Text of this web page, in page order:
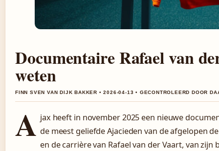
Documentaire Rafael van
weten
FINN SVEN VAN DIJK BAKKER • 2026-04-13 • GECONTROLEERD DOOR
A jax heeft in november 2025 een nieuwe
de meest geliefde Ajacieden van de afgelopen
en de carrière van Rafael van der Vaart, van zijn